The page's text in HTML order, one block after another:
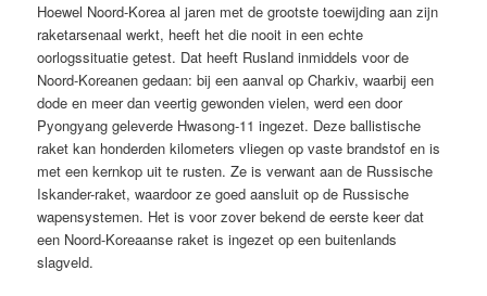
Hoewel Noord-Korea al jaren met de grootste toewijding aan zijn
raketarsenaal werkt, heeft het die nooit in een echte
oorlogssituatie getest. Dat heeft Rusland inmiddels voor de
Noord-Koreanen gedaan: bij een aanval op Charkiv, waarbij een
dode en meer dan veertig gewonden vielen, werd een door
Pyongyang geleverde Hwasong-11 ingezet. Deze ballistische
raket kan honderden kilometers vliegen op vaste brandstof en is
met een kernkop uit te rusten. Ze is verwant aan de Russische
Iskander-raket, waardoor ze goed aansluit op de Russische
wapensystemen. Het is voor zover bekend de eerste keer dat
een Noord-Koreaanse raket is ingezet op een buitenlands
slagveld.